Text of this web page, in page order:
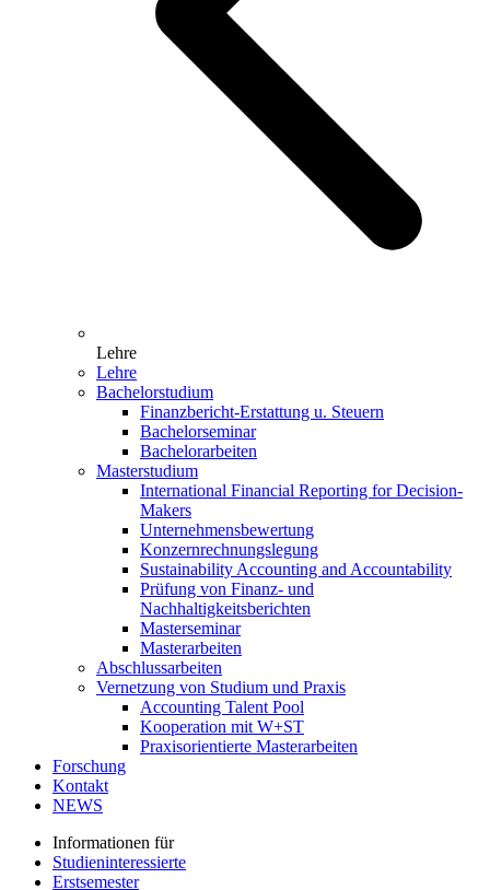
Lehre
Lehre
Bachelorstudium
Finanzbericht-Erstattung u. Steuern
Bachelorseminar
Bachelorarbeiten
Masterstudium
International Financial Reporting for Decision-
Makers
Unternehmensbewertung
Konzernrechnungslegung
Sustainability Accounting and Accountability
Prüfung von Finanz- und
Nachhaltigkeitsberichten
Masterseminar
Masterarbeiten
Abschlussarbeiten
Vernetzung von Studium und Praxis
Accounting Talent Pool
Kooperation mit W+ST
Praxisorientierte Masterarbeiten
Forschung
Kontakt
NEWS
Informationen für
Studieninteressierte
Erstsemester